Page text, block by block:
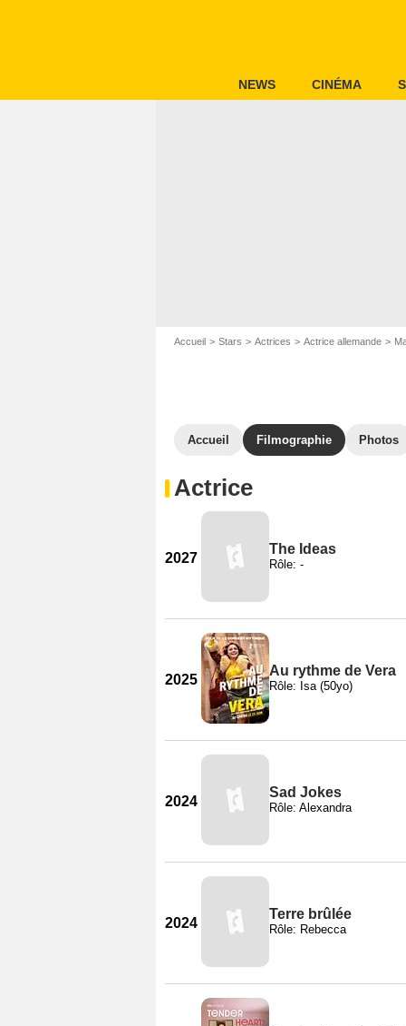
NEWS CINÉMA
Accueil Stars Actrices Actrice allemande
Accueil Filmographie Photos
Actrice
2027
The Ideas
Rôle: -
2025
Au rythme de Vera
Rôle: Isa (50yo)
2024
Sad Jokes
Rôle: Alexandra
2024
Terre brûlée
Rôle: Rebecca